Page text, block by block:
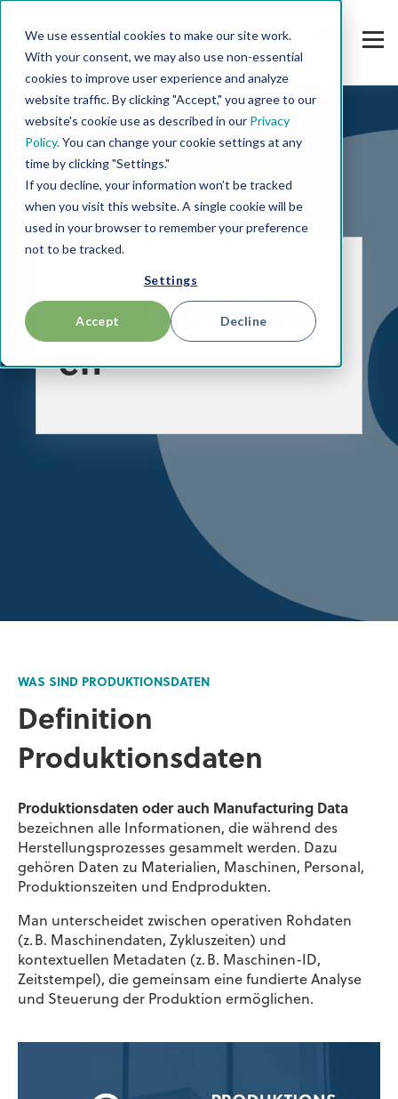
We use essential cookies to make our site work.
With your consent, we may also use non-essential
cookies to improve user experience and analyze
website traffic. By clicking "Accept," you agree to our
website's cookie use as described in our Privacy
Policy.You can change your cookie settings at any
time by clicking "Settings."
If you decline, your information won’t be tracked
when you visit this website. A single cookie will be
used in your browser to remember your preference
not to be tracked.
Settings
Accept Decline
Produktionsdat
en
WAS SIND PRODUKTIONSDATEN
Definition
Produktionsdaten
Produktionsdaten oder auch Manufacturing Data
bezeichnen alle Informationen, die während des
Herstellungsprozesses gesammelt werden. Dazu
gehören Daten zu Materialien, Maschinen, Personal,
Produktionszeiten und Endprodukten.
Man unterscheidet zwischen operativen Rohdaten
(z. B. Maschinendaten, Zykluszeiten) und
kontextuellen Metadaten (z. B. Maschinen-ID,
Zeitstempel), die gemeinsam eine fundierte Analyse
und Steuerung der Produktion ermöglichen.